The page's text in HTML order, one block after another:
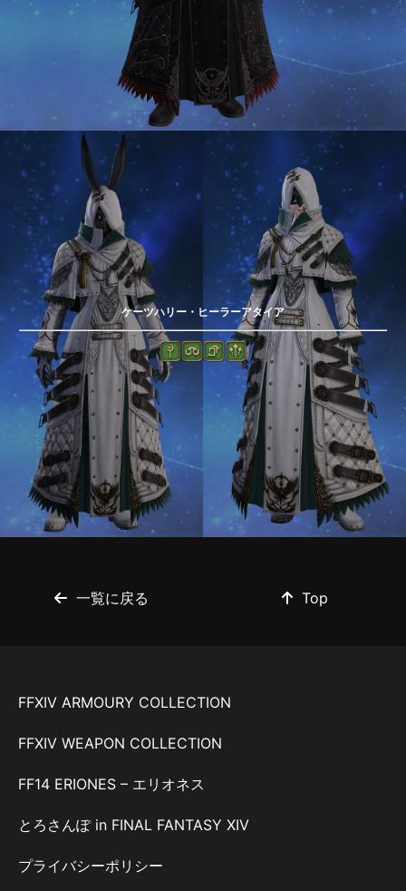
ケーツハリー・ヒーラーアタイア
一覧に戻る Top
FFXIV ARMOURY COLLECTION
FFXIV WEAPON COLLECTION
FF14 ERIONES – エリオネス
とろさんぽ in FINAL FANTASY XIV
プライバシーポリシー